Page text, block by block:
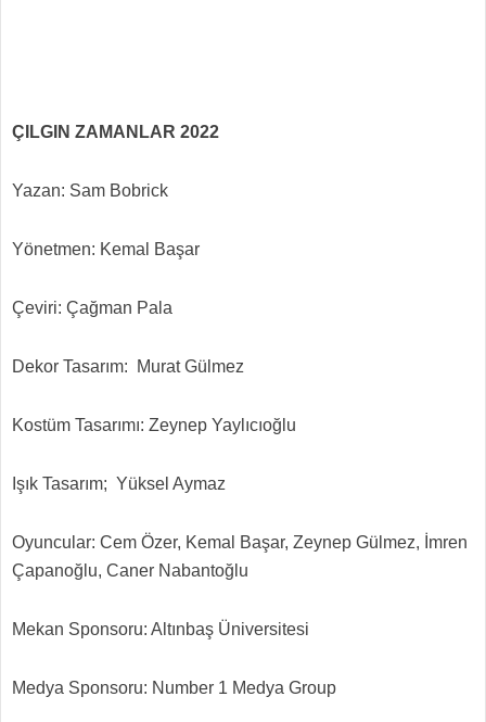
ÇILGIN ZAMANLAR 2022
Yazan: Sam Bobrick
Yönetmen: Kemal Başar
Çeviri: Çağman Pala
Dekor Tasarım: Murat Gülmez
Kostüm Tasarımı: Zeynep Yaylıcıoğlu
Işık Tasarım; Yüksel Aymaz
Oyuncular: Cem Özer, Kemal Başar, Zeynep Gülmez, İmren
Çapanoğlu, Caner Nabantoğlu
Mekan Sponsoru: Altınbaş Üniversitesi
Medya Sponsoru: Number 1 Medya Group